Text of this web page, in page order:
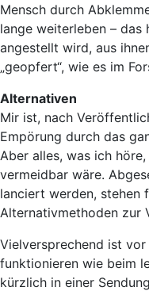
Mensch durch
lange weiterleben –
angestellt wird, aus
„geopfert“, wie es im
Alternativen
Mir ist, nach
Empörung durch das
Aber alles, was ich
vermeidbar wäre.
lanciert werden, stehen
Alternativmethoden zur
Vielversprechend ist
funktionieren wie beim
kürzlich in einer